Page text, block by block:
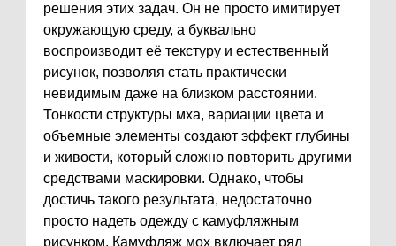
решения этих задач. Он не просто имитирует
окружающую среду, а буквально
воспроизводит её текстуру и естественный
рисунок, позволяя стать практически
невидимым даже на близком расстоянии.
Тонкости структуры мха, вариации цвета и
объемные элементы создают эффект глубины
и живости, который сложно повторить другими
средствами маскировки. Однако, чтобы
достичь такого результата, недостаточно
просто надеть одежду с камуфляжным
рисунком. Камуфляж мох включает ряд